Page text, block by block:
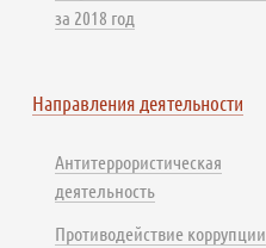
за 2018 год
Направления деятельности
Антитеррористическая
деятельность
Противодействие коррупции